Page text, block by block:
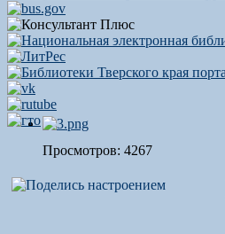
Просмотров: 4267